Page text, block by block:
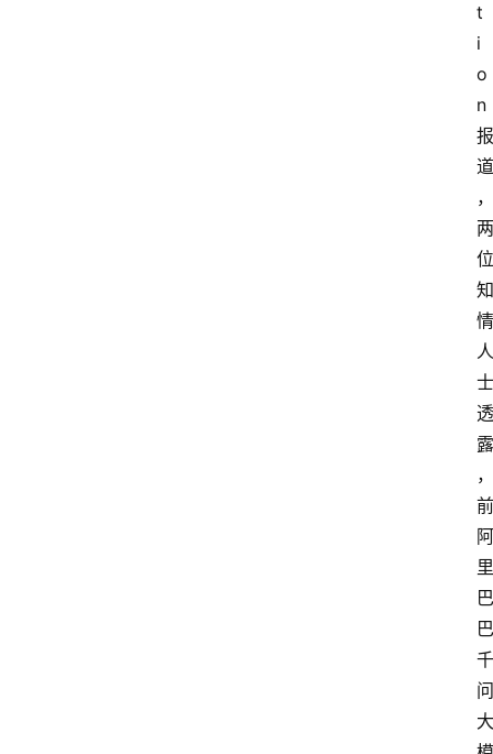
t
i
o
n
报
道
，
两
位
知
情
人
士
透
露
，
前
阿
里
巴
巴
千
问
大